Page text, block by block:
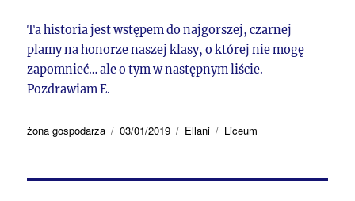
Ta historia jest wstępem do najgorszej, czarnej
plamy na honorze naszej klasy, o której nie mogę
zapomnieć… ale o tym w następnym liście.
Pozdrawiam E.
Autor
żona gospodarza
Data
03/01/2019 Kategorie
Ellani Tagi
Liceum